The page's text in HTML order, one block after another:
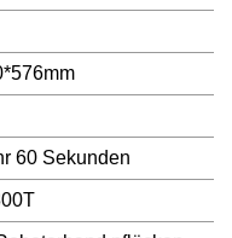
60 Sekunden